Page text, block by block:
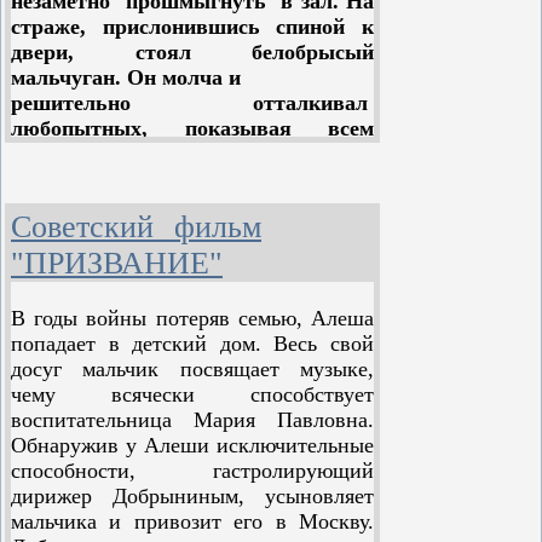
большим столом. Сева видит
склоненную голову матери, чуть-
чуть растрепавшиеся мягкие
волосы. «Мама, ты еще ничего не
знаешь, а я уже здесь!»
троих толстые байковые кофты,
похожие на медвежьи шкурки, и
радостные, счастливые лица. Люди
лицам ребят!
- Богатые корма для скотины!
страже, прислонившись спиной к
двери, стоял белобрысый
мальчуган. Он молча и
решительно отталкивал
любопытных, показывая всем
разрешения вожатого.
В зале вожатый отряда, ученик
девятого класса Митя Бурцев,
вместе с ребятами натягивал
провода с разноцветными
лампочками. Складная лестница
шаталась под его ногами.
- Ребята, не зевайте там!
Держите лестницу! Так можно
лампочки побить.
Поднявшись еще выше, Митя
укрепил провода и весело крикнул:
- Включай!
Цветные огоньки вспыхнули,
Советский фильм
"ПРИЗВАНИЕ"
В годы войны потеряв семью, Алеша
попадает в детский дом. Весь свой
досуг мальчик посвящает музыке,
чему всячески способствует
воспитательница Мария Павловна.
Обнаружив у Алеши исключительные
способности, гастролирующий
дирижер Добрыниным, усыновляет
мальчика и привозит его в Москву.